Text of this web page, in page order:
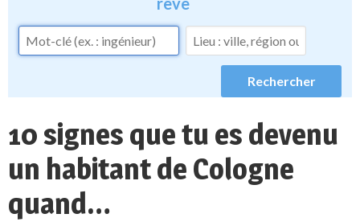
10 signes que tu es devenu
un habitant de Cologne
quand…